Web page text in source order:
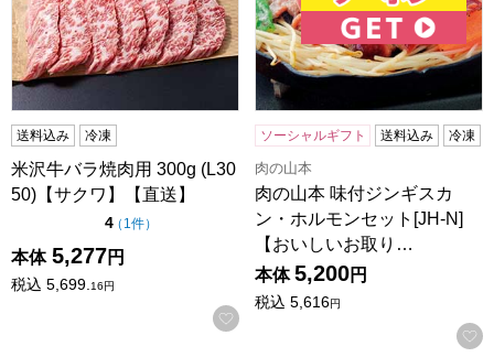
送料込み 冷凍
米沢牛バラ焼肉用 300g (L30
50)【サクワ】【直送】
4点（5点満点中）
（ 1件の評価
）
本体 5,277円
税込 5,699. 16円
お気に入りに登録する
ソーシャルギフト 送料込み 冷凍
肉の山本
肉の山本 味付ジンギスカ
ン・ホルモンセット[JH-N]
【おいしいお取り…
本体 5,200円
税込 5,616円